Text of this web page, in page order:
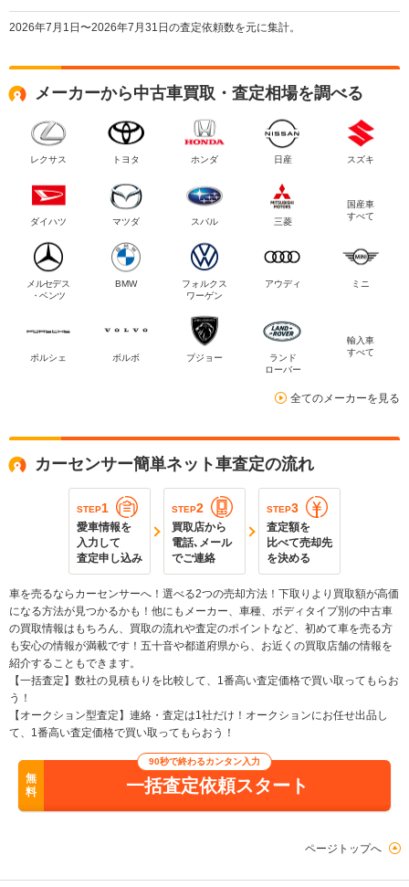
2026年7月1日〜2026年7月31日の査定依頼数を元に集計。
メーカーから中古車買取・査定相場を調べる
レクサス トヨタ ホンダ 日産 スズキ
ダイハツ マツダ スバル 三菱
国産車
すべて
メルセデス
・ベンツ
BMW
フォルクス
ワーゲン
アウディ ミニ
ポルシェ ボルボ プジョー
ランド
ローバー
輸入車
すべて
全てのメーカーを見る
カーセンサー簡単ネット車査定の流れ
STEP1
愛車情報を
入力して
査定申し込み
STEP2
買取店から
電話､メール
でご連絡
STEP3
査定額を
比べて売却先
を決める
車を売るならカーセンサーへ！選べる2つの売却方法！下取りより買取額が高価
になる方法が見つかるかも！他にもメーカー、車種、ボディタイプ別の中古車
の買取情報はもちろん、買取の流れや査定のポイントなど、初めて車を売る方
も安心の情報が満載です！五十音や都道府県から、お近くの買取店舗の情報を
紹介することもできます。
【一括査定】数社の見積もりを比較して、1番高い査定価格で買い取ってもらお
う！
【オークション型査定】連絡・査定は1社だけ！オークションにお任せ出品し
て、1番高い査定価格で買い取ってもらおう！
無
料
90秒で終わるカンタン入力
一括査定依頼スタート
ページトップへ